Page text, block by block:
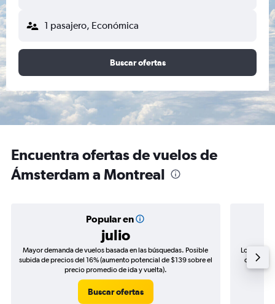
1 pasajero, Económica
Buscar ofertas
Encuentra ofertas de vuelos de
Ámsterdam a Montreal
Popular en
julio
Mayor demanda de vuelos basada en las búsquedas. Posible
subida de precios del 16% (aumento potencial de $139 sobre el
precio promedio de ida y vuelta).
Buscar ofertas
Los
de